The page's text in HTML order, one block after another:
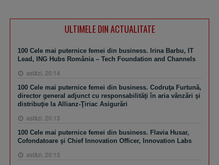
ULTIMELE DIN ACTUALITATE
100 Cele mai puternice femei din business. Irina Barbu, IT
Lead, ING Hubs România – Tech Foundation and Channels
astăzi, 20:14
100 Cele mai puternice femei din business. Codruţa Furtună,
director general adjunct cu responsabilităţi în aria vânzări şi
distribuţie la Allianz-Ţiriac Asigurări
astăzi, 20:13
100 Cele mai puternice femei din business. Flavia Husar,
Cofondatoare şi Chief Innovation Officer, Innovation Labs
astăzi, 20:13